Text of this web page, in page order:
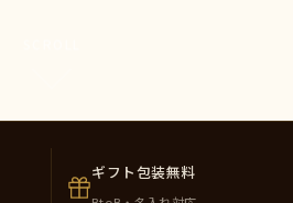
ギフト包装無料